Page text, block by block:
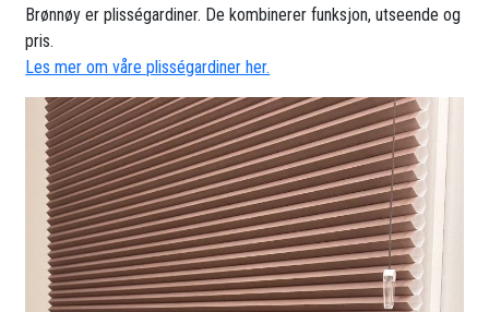
Brønnøy er plisségardiner. De kombinerer funksjon, utseende og
pris.
Les mer om våre plisségardiner her.